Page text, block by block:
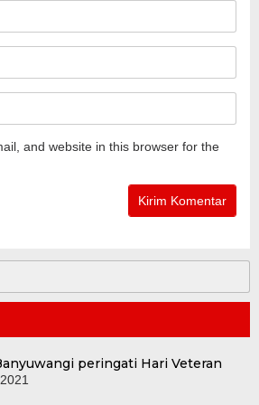
and website in this browser for the
peringati Hari Veteran